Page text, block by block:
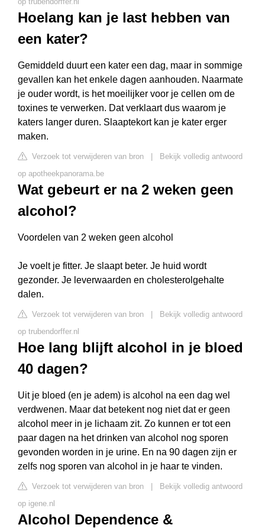
Hoelang kan je last hebben van
een kater?
Gemiddeld duurt een kater een dag, maar in sommige
gevallen kan het enkele dagen aanhouden. Naarmate
je ouder wordt, is het moeilijker voor je cellen om de
toxines te verwerken. Dat verklaart dus waarom je
katers langer duren. Slaaptekort kan je kater erger
maken.
Verzoek tot verwijderen van bron
Bekijk volledig antwoord
op apotheekpanorama.be
Wat gebeurt er na 2 weken geen
alcohol?
Voordelen van 2 weken geen alcohol
Je voelt je fitter. Je slaapt beter. Je huid wordt
gezonder. Je leverwaarden en cholesterolgehalte
dalen.
Verzoek tot verwijderen van bron
Bekijk volledig antwoord
op trubendorffer.nl
Hoe lang blijft alcohol in je bloed
40 dagen?
Uit je bloed (en je adem) is alcohol na een dag wel
verdwenen. Maar dat betekent nog niet dat er geen
alcohol meer in je lichaam zit. Zo kunnen er tot een
paar dagen na het drinken van alcohol nog sporen
gevonden worden in je urine. En na 90 dagen zijn er
zelfs nog sporen van alcohol in je haar te vinden.
Verzoek tot verwijderen van bron
Bekijk volledig antwoord
op igene.nl
Alcohol Dependence &